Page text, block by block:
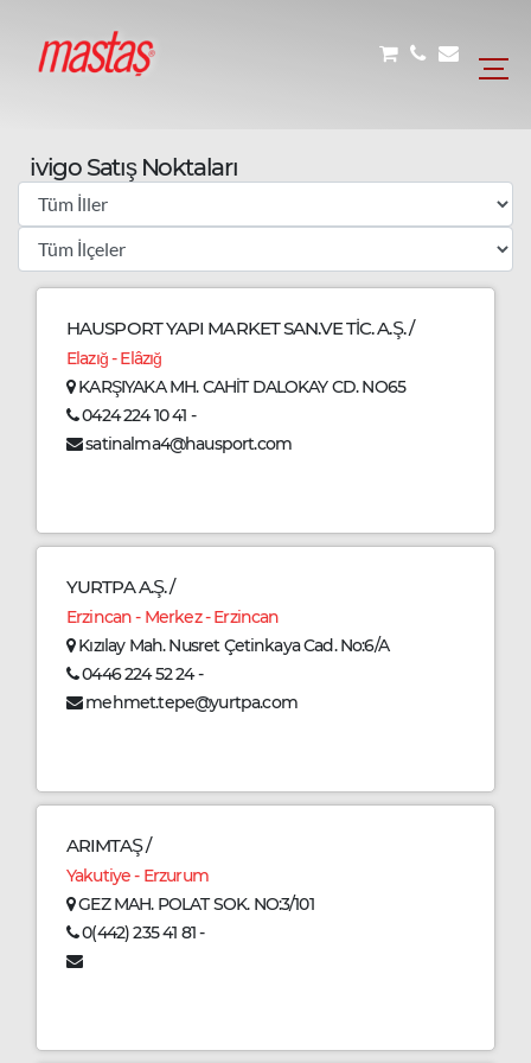
ivigo Satış Noktaları
HAUSPORT YAPI MARKET SAN.VE TİC. A.Ş. /
Elazığ - Elâzığ
KARŞIYAKA MH. CAHİT DALOKAY CD. NO65
0424 224 10 41 -
satinalma4@hausport.com
YURTPA A.Ş. /
Erzincan - Merkez - Erzincan
Kızılay Mah. Nusret Çetinkaya Cad. No:6/A
0446 224 52 24 -
mehmet.tepe@yurtpa.com
ARIMTAŞ /
Yakutiye - Erzurum
GEZ MAH. POLAT SOK. NO:3/101
0(442) 235 41 81 -